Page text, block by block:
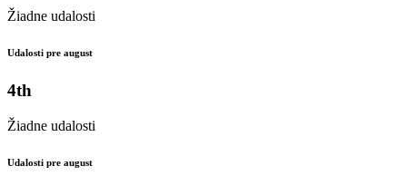
Žiadne udalosti
Udalosti pre august
4th
Žiadne udalosti
Udalosti pre august